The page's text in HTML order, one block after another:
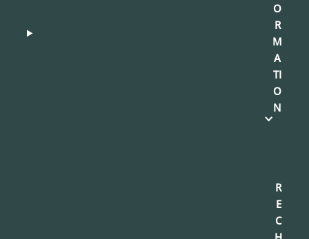
O
R
M
A
TI
O
N
R
E
C